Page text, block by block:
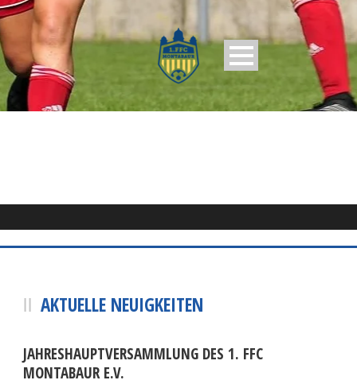
AKTUELLE NEUIGKEITEN
JAHRESHAUPTVERSAMMLUNG DES 1. FFC
MONTABAUR E.V.